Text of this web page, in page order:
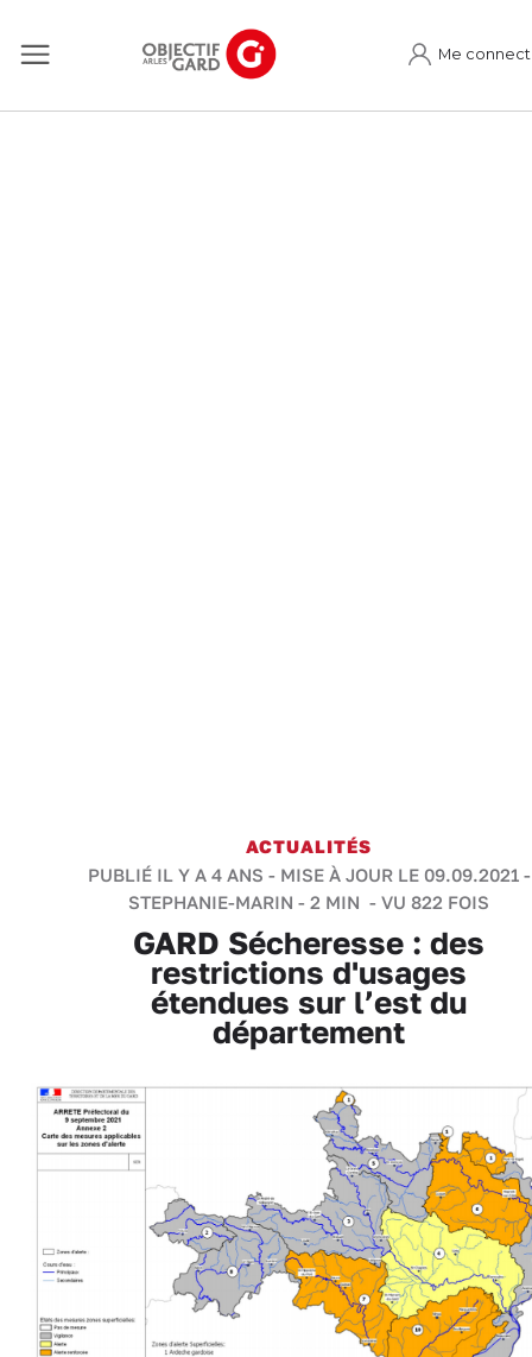
Me
ACTUALITÉS
PUBLIÉ IL Y A 4 ANS - MISE À JOUR LE 09.09.2021 -
STEPHANIE-MARIN - 2 MIN - VU 822 FOIS
GARD Sécheresse : des
restrictions d'usages
étendues sur l’est du
département